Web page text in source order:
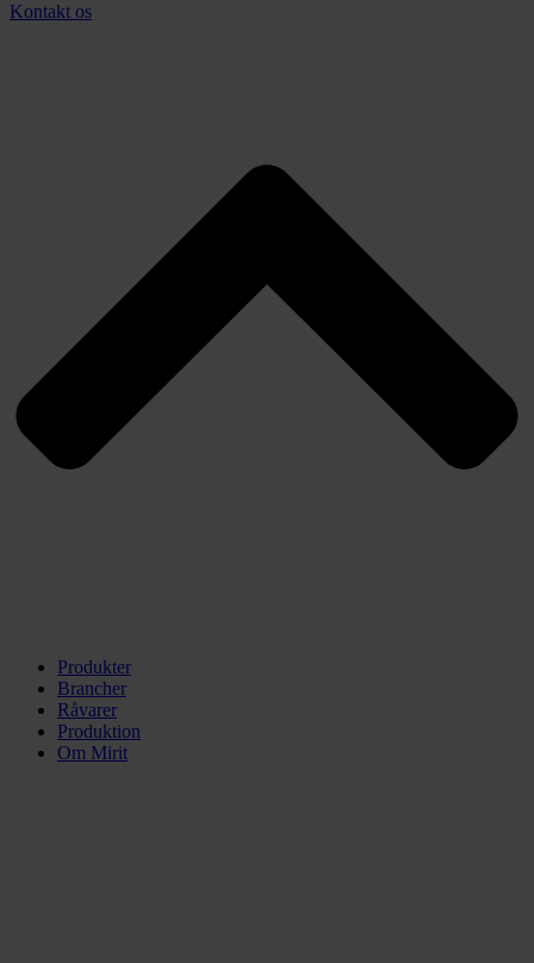
Kontakt os
Produkter
Brancher
Råvarer
Produktion
Om Mirit